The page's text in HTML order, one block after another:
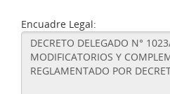
Encuadre Legal: